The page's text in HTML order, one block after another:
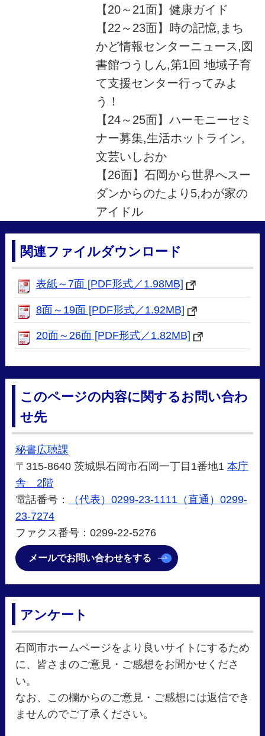
【20～21面】健康ガイド
【22～23面】時の記憶,まち
かど情報センターニュース,図
書館つうしん,第1回 地域子育
て支援センター行ってみよ
う！
【24～25面】ハーモニーセミ
ナー募集,生活ホットライン,
文芸いしおか
【26面】石岡から世界へスー
ダンからのたより5,わが家の
アイドル
関連ファイルダウンロード
表紙～7面 [PDF形式／1.98MB]
8面～19面 [PDF形式／1.92MB]
20面～26面 [PDF形式／1.82MB]
このページの内容に関するお問い合わ
せ先
秘書広聴課
〒315-8640 茨城県石岡市石岡一丁目1番地1 本庁
舎 2階
電話番号：
（代表）0299-23-1111（直通）0299-
23-7274
ファクス番号：0299-22-5276
メールでお問い合わせをする
アンケート
石岡市ホームページをより良いサイトにするため
に、皆さまのご意見・ご感想をお聞かせくださ
い。
なお、この欄からのご意見・ご感想には返信でき
ませんのでご了承ください。